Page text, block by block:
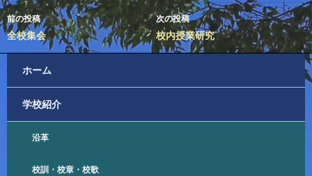
投
稿
ナ
ビ
ゲ
ー
シ
前の投稿
全校集会
次の投稿
校内授業研究
ホーム
学校紹介
沿革
校訓・校章・校歌